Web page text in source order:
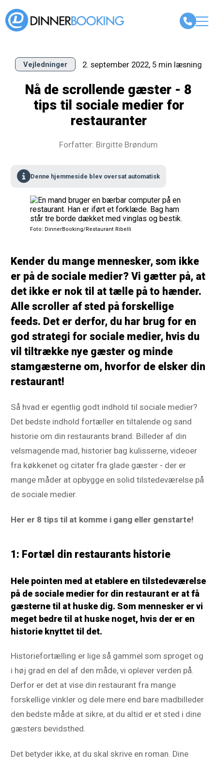
Vejledninger 2. september 2022, 5 min læsning
Nå de scrollende gæster - 8
tips til sociale medier for
restauranter
Forfatter: Birgitte Brøndum
Denne hjemmeside blev oversat automatisk
Foto: DinnerBooking/Restaurant Ribelli
Kender du mange mennesker, som ikke
er på de sociale medier? Vi gætter på, at
det ikke er nok til at tælle på to hænder.
Alle scroller af sted på forskellige
feeds. Det er derfor, du har brug for en
god strategi for sociale medier, hvis du
vil tiltrække nye gæster og minde
stamgæsterne om, hvorfor de elsker din
restaurant!
Så hvad er egentlig godt indhold til sociale medier?
Det bedste indhold fortæller en tiltalende og sand
historie om din restaurants brand. Billeder af din
velsmagende mad, historier bag kulisserne, videoer
fra køkkenet og citater fra glade gæster - der er
mange måder at opbygge en solid tilstedeværelse på
de sociale medier.
Her er 8 tips til at komme i gang eller genstarte!
1: Fortæl din restaurants historie
Hele pointen med at etablere en tilstedeværelse
på de sociale medier for din restaurant er at få
gæsterne til at huske dig. Som mennesker er vi
meget bedre til at huske noget, hvis der er en
historie knyttet til det.
Historiefortælling er lige så gammel som sproget og
i høj grad en del af den måde, vi oplever verden på.
Derfor er det at vise din restaurant fra mange
forskellige vinkler og dele mere end bare madbilleder
den bedste måde at sikre, at du altid er et sted i dine
gæsters bevidsthed.
Det betyder ikke, at du skal skrive en roman. Dine